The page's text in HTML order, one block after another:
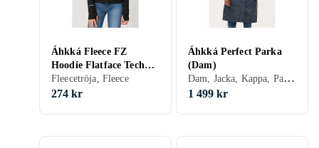
Áhkká Fleece FZ
Hoodie Flatface Tech
(Dam)
Fleecetröja, Fleece
274 kr
Áhkká Perfect Parka
(Dam)
Dam, Jacka, Kappa, Parka, Vinter, Polyester, Fuskpäls
1 499 kr